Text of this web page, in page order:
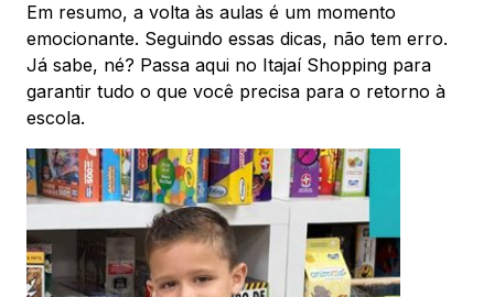
Em resumo, a volta às aulas é um momento
emocionante. Seguindo essas dicas, não tem erro.
Já sabe, né? Passa aqui no Itajaí Shopping para
garantir tudo o que você precisa para o retorno à
escola.